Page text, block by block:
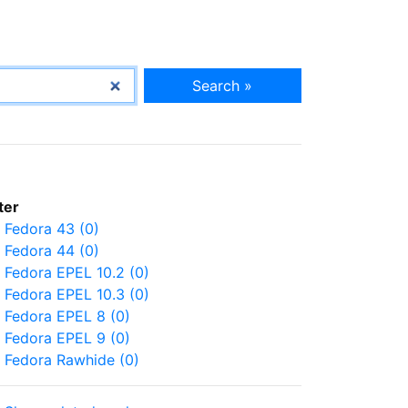
Search »
Fedora 43 (0)
Fedora 44 (0)
Fedora EPEL 10.2 (0)
Fedora EPEL 10.3 (0)
Fedora EPEL 8 (0)
Fedora EPEL 9 (0)
Fedora Rawhide (0)